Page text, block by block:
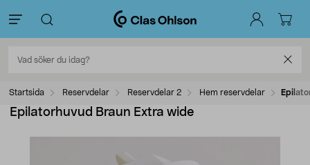
Startsida Reservdelar Reservdelar 2 Hem reservdelar
Epilatorhuvud Braun Extra wide